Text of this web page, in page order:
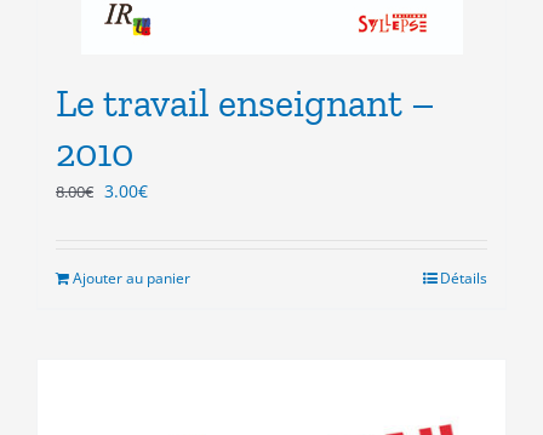
Le travail enseignant –
2010
8.00€ Le
3.00€Le
est :
Ajouter au panier Détails